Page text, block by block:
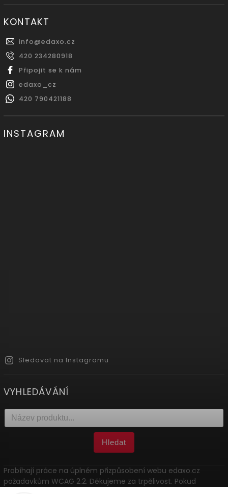
KONTAKT
info@edaxo.cz
420 234280918
Připojit se k nám
edaxo_cz
420 790421188
INSTAGRAM
Sledovat na Instagramu
VYHLEDÁVÁNÍ
Hledat
Probíhají práce na úplném přizpůsobení webu edaxo.cz
požadavkům WCAG 2.2. Děkujeme za trpělivost. Pokud